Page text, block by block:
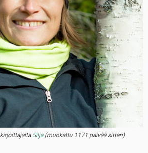
kirjoittajalta Silja(muokattu 1171 päivää sitten)